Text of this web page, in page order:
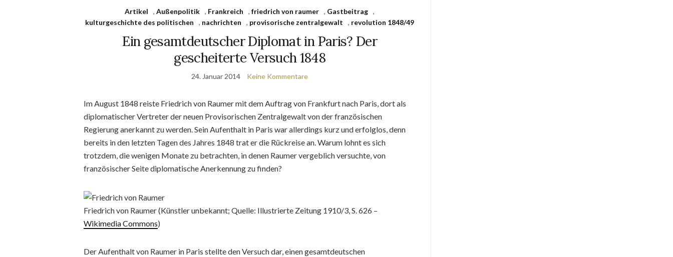
Artikel ,Außenpolitik , Frankreich ,friedrich von raumer , Gastbeitrag ,
kulturgeschichte des politischen
, nachrichten , provisorische zentralgewalt , revolution 1848/49
Ein gesamtdeutscher Diplomat in Paris? Der
gescheiterte Versuch 1848
24. Januar 2014 Keine Kommentare
Im August 1848 reiste Friedrich von Raumer mit dem Auftrag von Frankfurt nach Paris, dort als
diplomatischer Vertreter der neuen Provisorischen Zentralgewalt von der französischen
Regierung anerkannt zu werden. Sein Aufenthalt in Paris war allerdings kurz und erfolglos, denn
bereits in den letzten Tagen des Jahres 1848 trat er die Rückreise an. Warum lohnt es sich
trotzdem, die wenigen Monate zu betrachten, in denen Raumer vergeblich versuchte, von
französischer Seite diplomatische Anerkennung zu finden?
Friedrich von Raumer (Künstler unbekannt; Quelle: Illustrierte Zeitung 1910/3, S. 626 –
Wikimedia Commons)
Der Aufenthalt von Raumer in Paris stellte den Versuch dar, einen gesamtdeutschen